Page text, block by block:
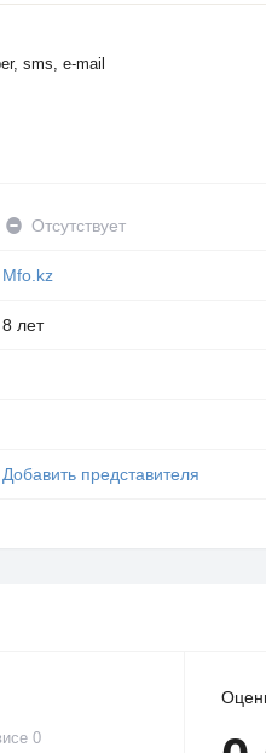
sms, e-mail
Отсутствует
Mfo.kz
8 лет
Добавить представителя
0